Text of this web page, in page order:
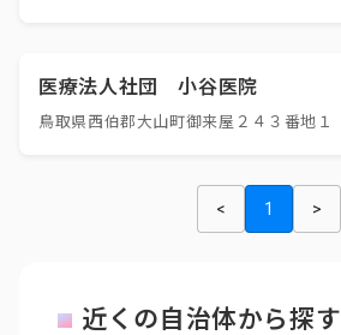
医療法人社団 小谷医院
鳥取県西伯郡大山町御来屋２４３番地１
< 1 >
近くの自治体から探す